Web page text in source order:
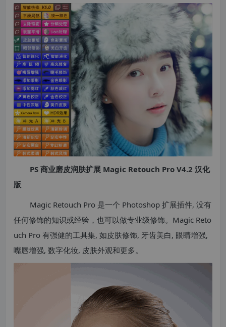
PS 商业磨皮润肤扩展 Magic Retouch Pro V4.2 汉化
版
Magic Retouch Pro 是一个 Photoshop 扩展插件, 没有
任何修饰的知识或经验，也可以做专业级修饰。Magic Reto
uch Pro 有强健的工具集, 如皮肤修饰, 牙齿美白, 眼睛增强,
嘴唇增强, 数字化妆, 皮肤外观和更多。